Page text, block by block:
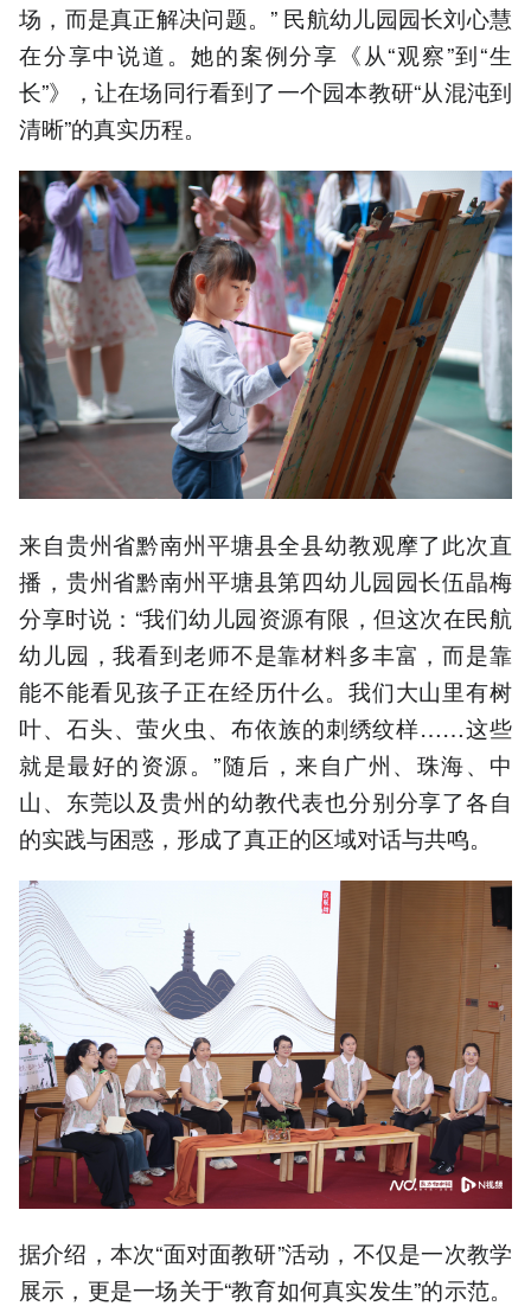
场，而是真正解决问题。” 民航幼儿园园长刘心慧
在分享中说道。她的案例分享《从“观察”到“生
长”》，让在场同行看到了一个园本教研“从混沌到
清晰”的真实历程。
来自贵州省黔南州平塘县全县幼教观摩了此次直
播，贵州省黔南州平塘县第四幼儿园园长伍晶梅
分享时说：“我们幼儿园资源有限，但这次在民航
幼儿园，我看到老师不是靠材料多丰富，而是靠
能不能看见孩子正在经历什么。我们大山里有树
叶、石头、萤火虫、布依族的刺绣纹样……这些
就是最好的资源。”随后，来自广州、珠海、中
山、东莞以及贵州的幼教代表也分别分享了各自
的实践与困惑，形成了真正的区域对话与共鸣。
据介绍，本次“面对面教研”活动，不仅是一次教学
展示，更是一场关于“教育如何真实发生”的示范。